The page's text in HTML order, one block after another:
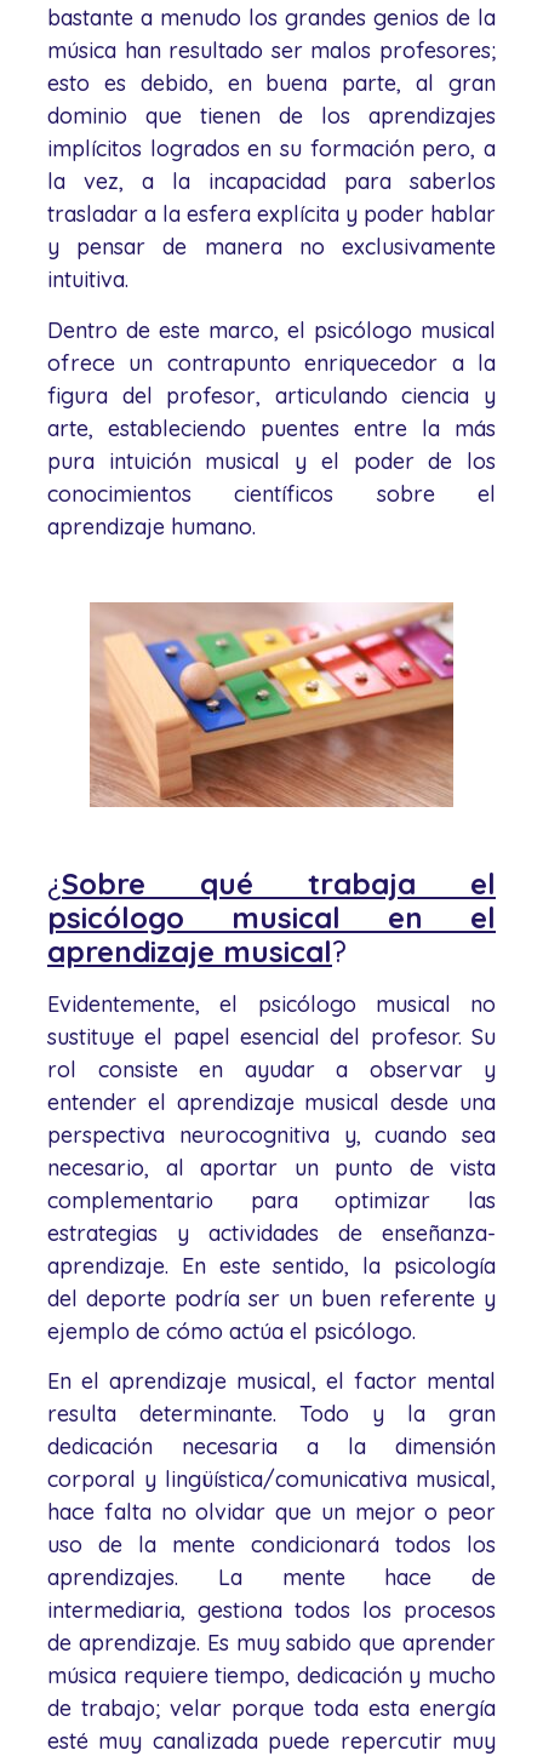
bastante a menudo los grandes genios de la
música han resultado ser malos profesores;
esto es debido, en buena parte, al gran
dominio que tienen de los aprendizajes
implícitos logrados en su formación pero, a
la vez, a la incapacidad para saberlos
trasladar a la esfera explícita y poder hablar
y pensar de manera no exclusivamente
intuitiva.
Dentro de este marco, el psicólogo musical
ofrece un contrapunto enriquecedor a la
figura del profesor, articulando ciencia y
arte, estableciendo puentes entre la más
pura intuición musical y el poder de los
conocimientos científicos sobre el
aprendizaje humano.
¿Sobre qué trabaja el
psicólogo musical en el
aprendizaje musical?
Evidentemente, el psicólogo musical no
sustituye el papel esencial del profesor. Su
rol consiste en ayudar a observar y
entender el aprendizaje musical desde una
perspectiva neurocognitiva y, cuando sea
necesario, al aportar un punto de vista
complementario para optimizar las
estrategias y actividades de enseñanza-
aprendizaje. En este sentido, la psicología
del deporte podría ser un buen referente y
ejemplo de cómo actúa el psicólogo.
En el aprendizaje musical, el factor mental
resulta determinante. Todo y la gran
dedicación necesaria a la dimensión
corporal y lingüística/comunicativa musical,
hace falta no olvidar que un mejor o peor
uso de la mente condicionará todos los
aprendizajes. La mente hace de
intermediaria, gestiona todos los procesos
de aprendizaje. Es muy sabido que aprender
música requiere tiempo, dedicación y mucho
de trabajo; velar porque toda esta energía
esté muy canalizada puede repercutir muy